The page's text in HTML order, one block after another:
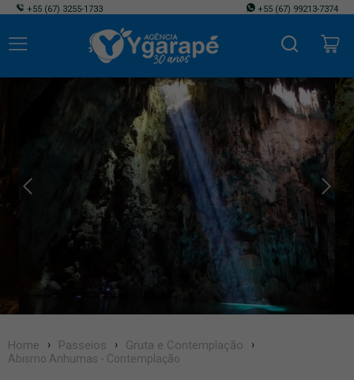
+55 (67) 3255-1733 +55 (67) 99213-7374
Home Passeios Gruta e Contemplação
Abismo Anhumas - Contemplação